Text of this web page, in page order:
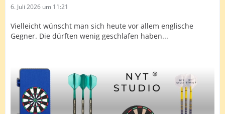
6. Juli 2026 um 11:21
Vielleicht wünscht man sich heute vor allem englische
Gegner. Die dürften wenig geschlafen haben...